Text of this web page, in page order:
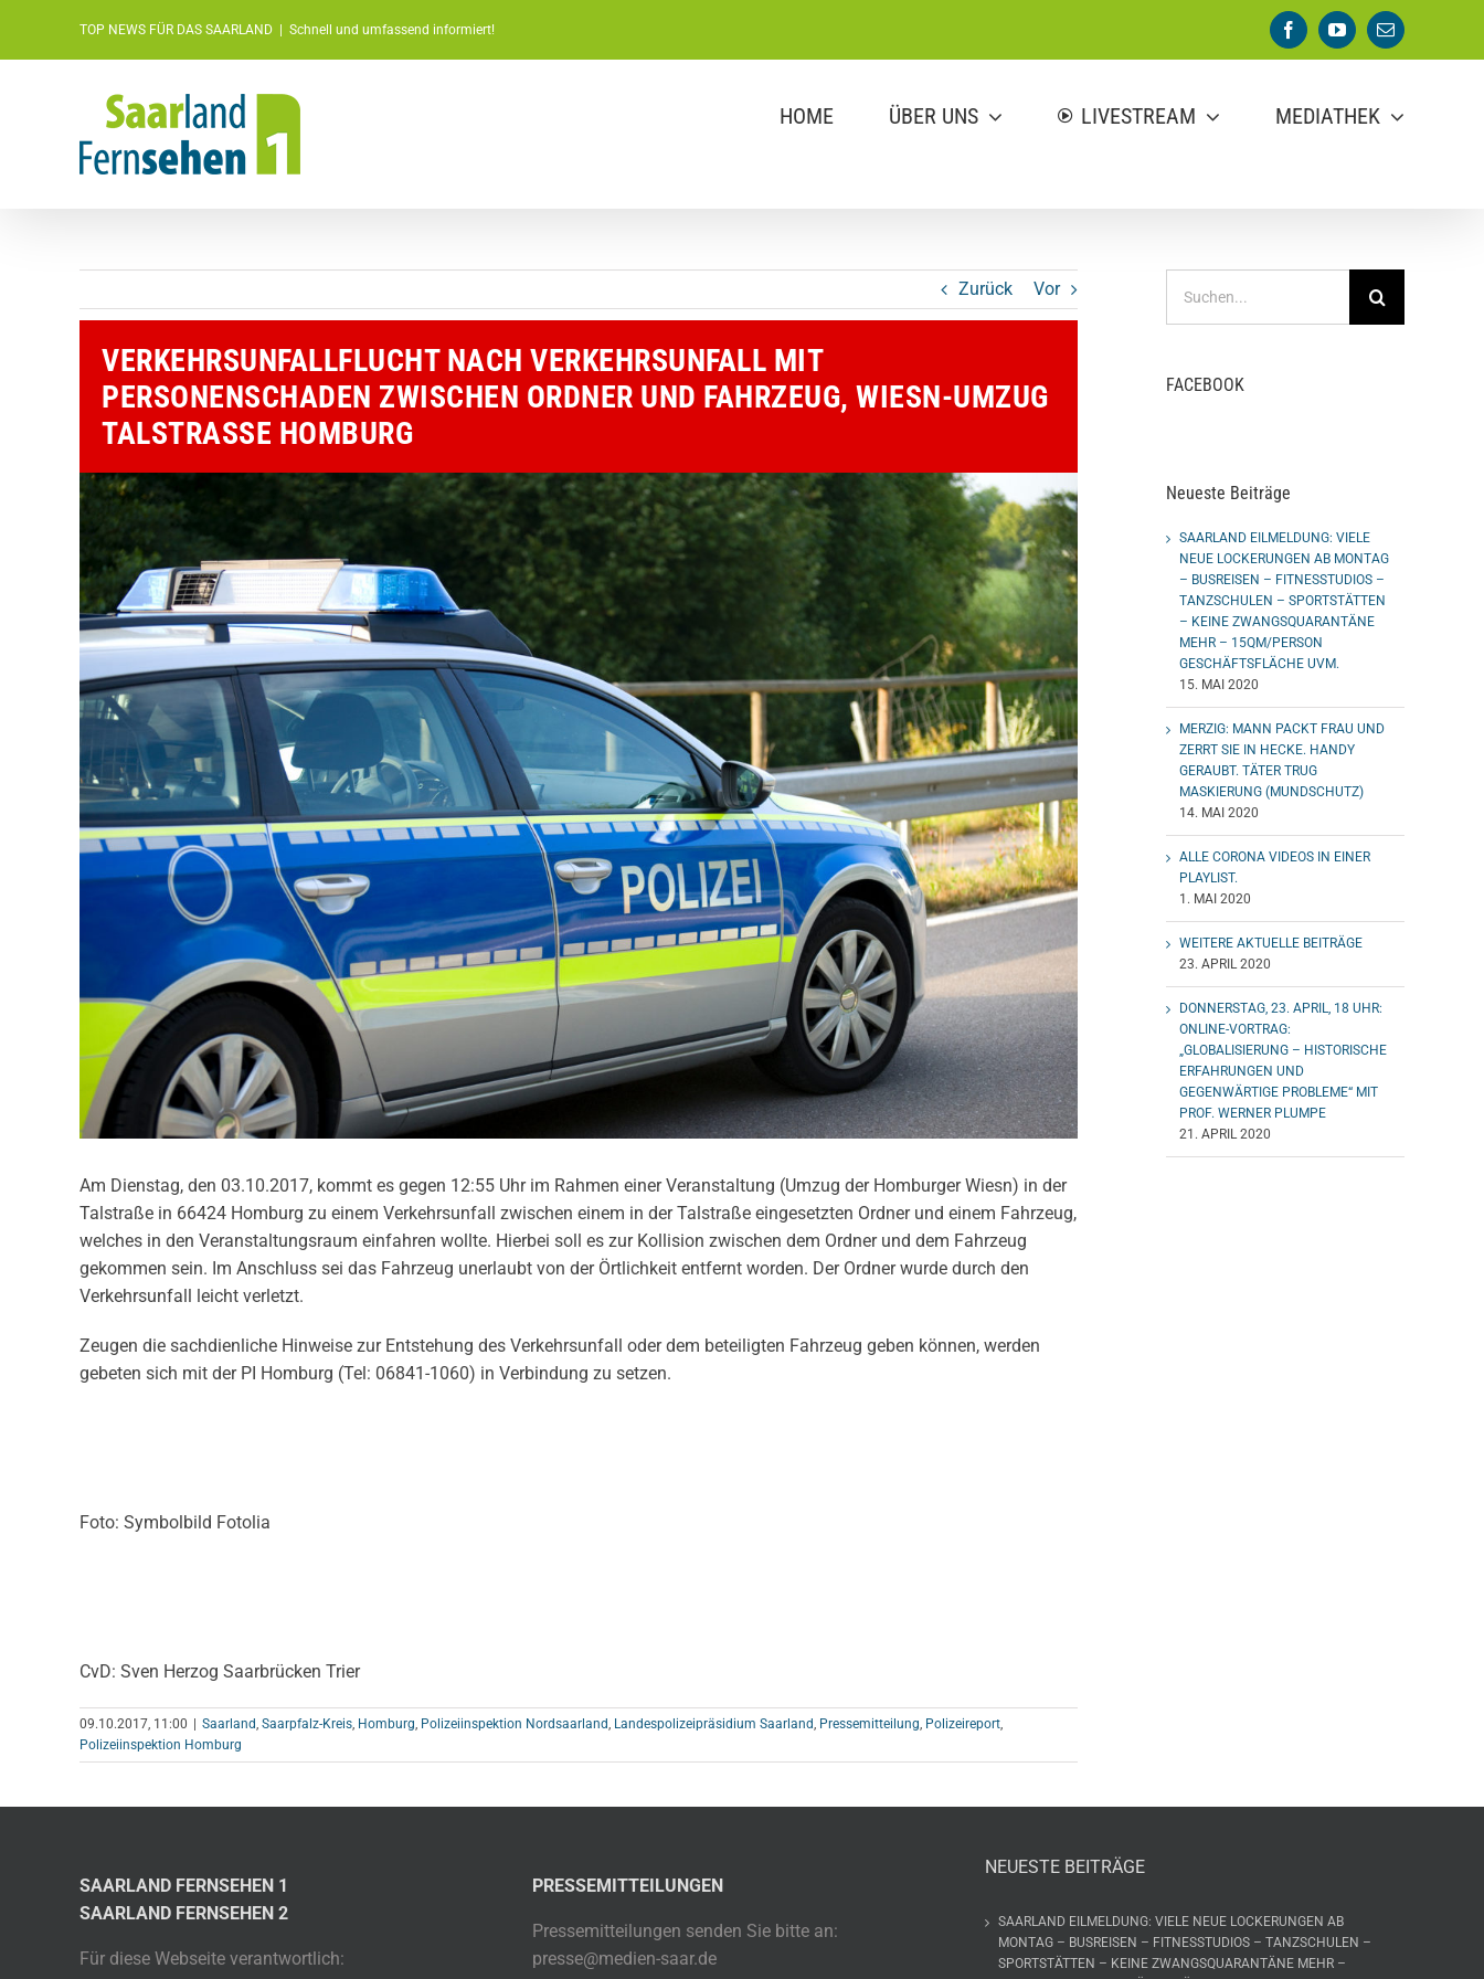
TOP NEWS FÜR DAS SAARLAND Schnell und umfassend informiert! FacebookYouTube
E-
Mail
HOME ÜBER UNS LIVESTREAM MEDIATHEK
Zurück Vor
VERKEHRSUNFALLFLUCHT NACH VERKEHRSUNFALL MIT
PERSONENSCHADEN ZWISCHEN ORDNER UND FAHRZEUG, WIESN-UMZUG
TALSTRASSE HOMBURG
Am Dienstag, den 03.10.2017, kommt es gegen 12:55 Uhr im Rahmen einer Veranstaltung (Umzug der Homburger Wiesn) in der
Talstraße in 66424 Homburg zu einem Verkehrsunfall zwischen einem in der Talstraße eingesetzten Ordner und einem Fahrzeug,
welches in den Veranstaltungsraum einfahren wollte. Hierbei soll es zur Kollision zwischen dem Ordner und dem Fahrzeug
gekommen sein. Im Anschluss sei das Fahrzeug unerlaubt von der Örtlichkeit entfernt worden. Der Ordner wurde durch den
Verkehrsunfall leicht verletzt.
Zeugen die sachdienliche Hinweise zur Entstehung des Verkehrsunfall oder dem beteiligten Fahrzeug geben können, werden
gebeten sich mit der PI Homburg (Tel: 06841-1060) in Verbindung zu setzen.
Foto: Symbolbild Fotolia
CvD: Sven Herzog Saarbrücken Trier
09.10.2017, 11:00 Saarland, Saarpfalz-Kreis, Homburg, Polizeiinspektion Nordsaarland, Landespolizeipräsidium Saarland, Pressemitteilung, Polizeireport,
Polizeiinspektion Homburg
nach:
FACEBOOK
Neueste Beiträge
SAARLAND EILMELDUNG: VIELE
NEUE LOCKERUNGEN AB MONTAG
– BUSREISEN – FITNESSTUDIOS –
TANZSCHULEN – SPORTSTÄTTEN
– KEINE ZWANGSQUARANTÄNE
MEHR – 15QM/PERSON
GESCHÄFTSFLÄCHE UVM.
15. MAI 2020
MERZIG: MANN PACKT FRAU UND
ZERRT SIE IN HECKE. HANDY
GERAUBT. TÄTER TRUG
MASKIERUNG (MUNDSCHUTZ)
14. MAI 2020
ALLE CORONA VIDEOS IN EINER
PLAYLIST.
1. MAI 2020
WEITERE AKTUELLE BEITRÄGE
23. APRIL 2020
DONNERSTAG, 23. APRIL, 18 UHR:
ONLINE-VORTRAG:
„GLOBALISIERUNG – HISTORISCHE
ERFAHRUNGEN UND
GEGENWÄRTIGE PROBLEME“ MIT
PROF. WERNER PLUMPE
21. APRIL 2020
SAARLAND FERNSEHEN 1
SAARLAND FERNSEHEN 2
Für diese Webseite verantwortlich:
PRESSEMITTEILUNGEN
Pressemitteilungen senden Sie bitte an:
presse@medien-saar.de
NEUESTE BEITRÄGE
SAARLAND EILMELDUNG: VIELE NEUE LOCKERUNGEN AB
MONTAG – BUSREISEN – FITNESSTUDIOS – TANZSCHULEN –
SPORTSTÄTTEN – KEINE ZWANGSQUARANTÄNE MEHR –